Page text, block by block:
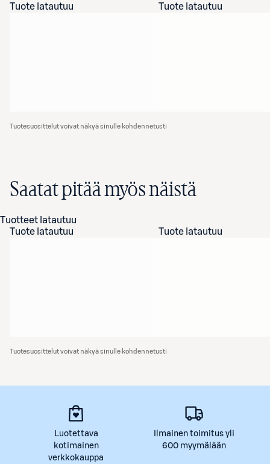
Tuote latautuu Tuote latautuu
Tuotesuosittelut voivat näkyä sinulle kohdennetusti
Saatat pitää myös näistä
Tuotteet latautuu
Tuote latautuu
Tuote latautuu
Tuotesuosittelut voivat näkyä sinulle kohdennetusti
Luotettava
kotimainen
verkkokauppa
Ilmainen toimitus yli
600 myymälään